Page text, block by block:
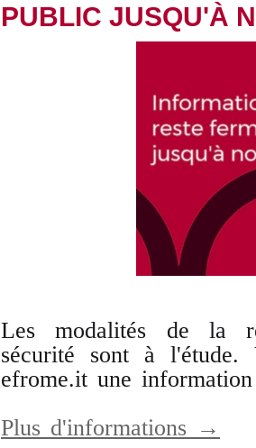
PUBLIC JUSQU'À
Les modalités de la
sécurité sont à
efrome.it une
Plus d'informations →